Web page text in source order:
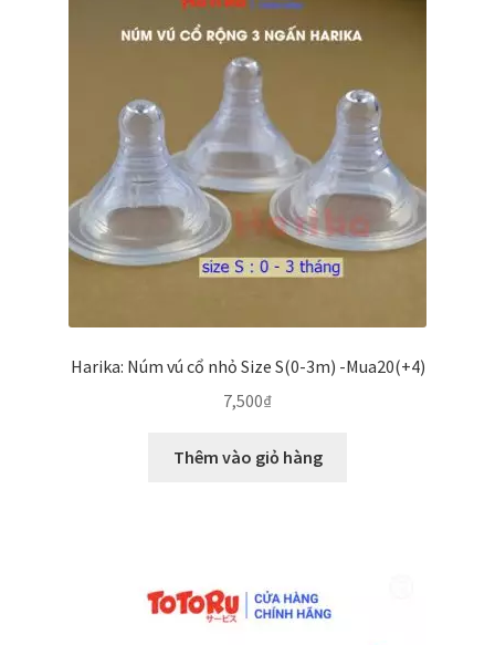
Harika: Núm vú cổ nhỏ Size S(0-3m) -Mua20(+4)
7,500₫
Thêm vào giỏ hàng